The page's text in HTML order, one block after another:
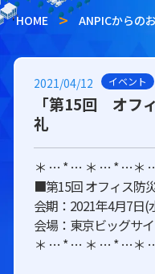
HOME ANPICからの
2021/04/12 イベント
「第15回 オフ
礼
＊ … * … ＊ … * …＊
■第15回 オフィス防
会期：2021年4月7日(
会場：東京ビッグサ
＊ … * … ＊ … * …＊